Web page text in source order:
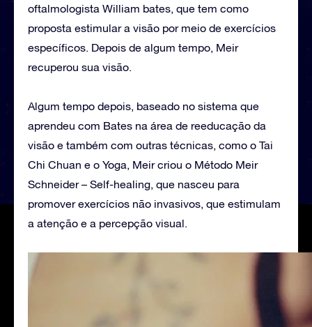
oftalmologista William bates, que tem como
proposta estimular a visão por meio de exercícios
específicos. Depois de algum tempo, Meir
recuperou sua visão.
Algum tempo depois, baseado no sistema que
aprendeu com Bates na área de reeducação da
visão e também com outras técnicas, como o Tai
Chi Chuan e o Yoga, Meir criou o Método Meir
Schneider – Self-healing, que nasceu para
promover exercícios não invasivos, que estimulam
a atenção e a percepção visual.